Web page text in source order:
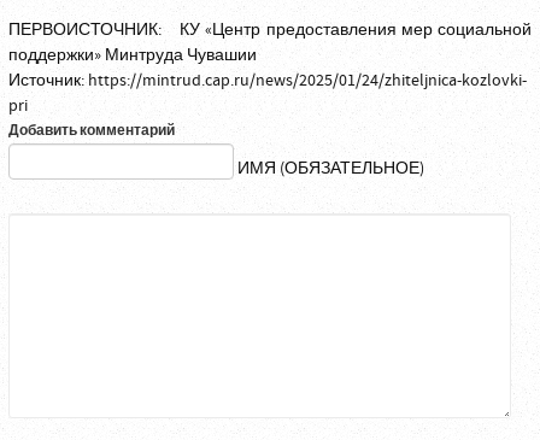
ПЕРВОИСТОЧНИК:
КУ «Центр предоставления мер социальной
поддержки» Минтруда Чувашии
Источник:https://mintrud.cap.ru/news/2025/01/24/zhiteljnica-kozlovki-
pri
Добавить комментарий
ИМЯ (ОБЯЗАТЕЛЬНОЕ)